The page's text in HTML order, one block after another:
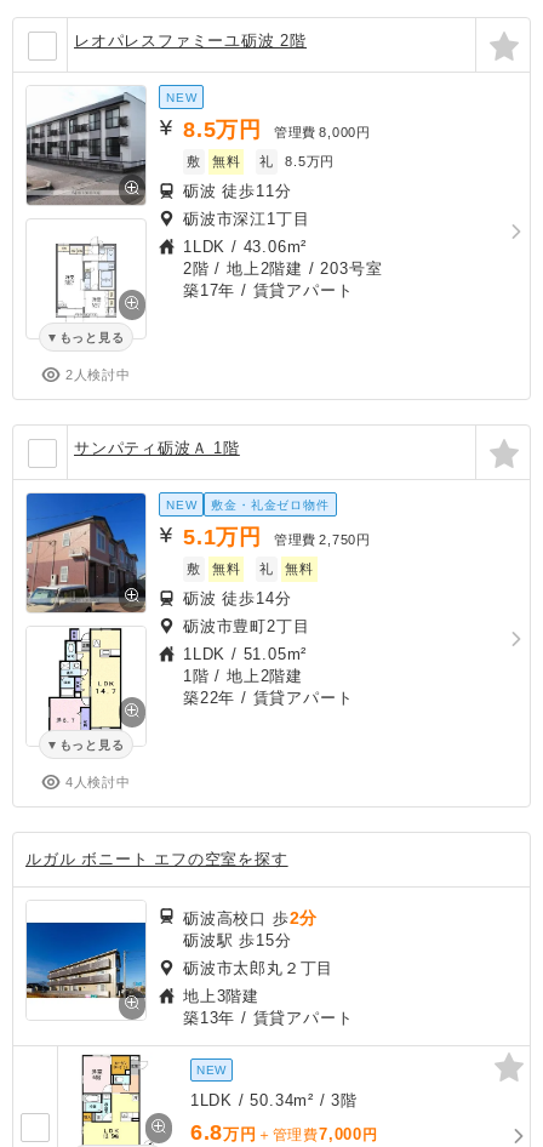
レオパレスファミーユ砺波 2階
もっと見る
2人検討中
NEW
8.5万円 管理費 8,000円
敷
無料 礼 8.5万円
砺波 徒歩11分
砺波市深江1丁目
1LDK / 43.06m²
2階 / 地上2階建 / 203号室
築17年 / 賃貸アパート
サンパティ砺波Ａ 1階
もっと見る
4人検討中
NEW 敷金・礼金ゼロ物件
5.1万円 管理費 2,750円
敷
無料 礼 無料
砺波 徒歩14分
砺波市豊町2丁目
1LDK / 51.05m²
1階 / 地上2階建
築22年 / 賃貸アパート
ルガル ボニート エフの空室を探す
砺波高校口 歩2分
砺波駅 歩15分
砺波市太郎丸２丁目
地上3階建
築13年 / 賃貸アパート
NEW
1LDK / 50.34m² / 3階
6.8万円 ＋管理費7,000 円